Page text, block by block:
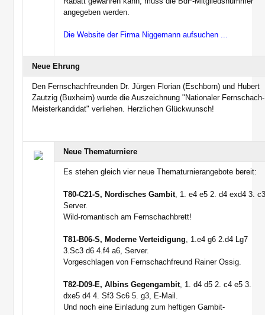
angegeben werden.
Die Website der Firma Niggemann aufsuchen ...
Neue Ehrung
Den Fernschachfreunden Dr. Jürgen Florian (Eschborn) und Hubert
Zautzig (Buxheim) wurde die Auszeichnung "Nationaler Fernschach-
Meisterkandidat" verliehen. Herzlichen Glückwunsch!
Neue Thematurniere
Es stehen gleich vier neue Thematurnierangebote bereit:
T80-C21-S, Nordisches Gambit, 1. e4 e5 2. d4 exd4 3.
Server.
Wild-romantisch am Fernschachbrett!
T81-B06-S, Moderne Verteidigung, 1.e4 g6 2.d4 Lg7
3.Sc3 d6 4.f4 a6, Server.
Vorgeschlagen von Fernschachfreund Rainer Ossig.
T82-D09-E, Albins Gegengambit, 1. d4 d5 2. c4 e5 3.
dxe5 d4 4. Sf3 Sc6 5. g3, E-Mail.
Und noch eine Einladung zum heftigen Gambit-